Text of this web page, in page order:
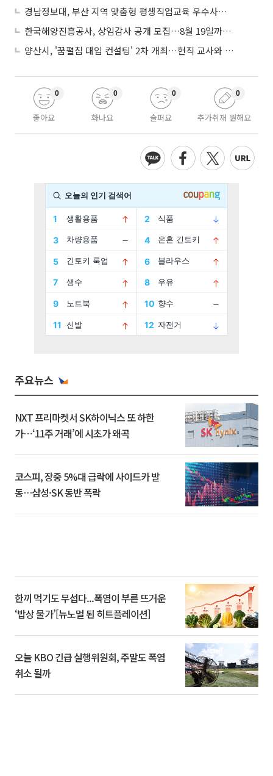
경남정보대, 부산 지역 맞춤형 평생직업교육 우수사례로 혁신 주도
한국해양진흥공사, 상임감사 공개 모집…8월 19일까지 접수
양산시, '꿈펼침 대입 컨설팅' 2차 개최…현직 교사와 1대1 맞춤 입시전략
좋아요
0
화나요
0
슬퍼요
0
추가취재 원해요
0
주요뉴스
NXT 프리마켓서 SK하이닉스 또 하한
가⋯‘11주 거래’에 시초가 왜곡
코스피, 장중 5%대 급락에 사이드카 발
동…삼성·SK 동반 폭락
한끼 먹기도 무섭다...폭염이 부른 뜨거운
‘밥상 물가’[뉴노멀 된 히트플레이션]
오늘 KBO 긴급 실행위원회, 주말도 폭염
취소 될까